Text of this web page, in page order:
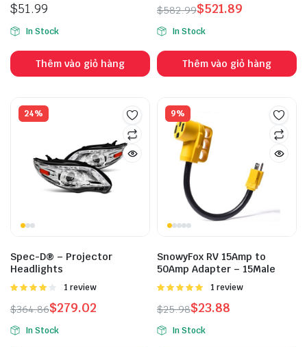
5.005 sao
$51.99
In Stock
Thêm vào giỏ hàng
5.005 sao
$582.99$521.89
In Stock
Thêm vào giỏ hàng
24%
Spec-D® – Projector
Headlights
Được
4.005
1 review
$364.86$279.02
In Stock
9%
SnowyFox RV 15Amp to
50Amp Adapter – 15Male
Được
5.005 sao
1 review
$25.98$23.88
In Stock